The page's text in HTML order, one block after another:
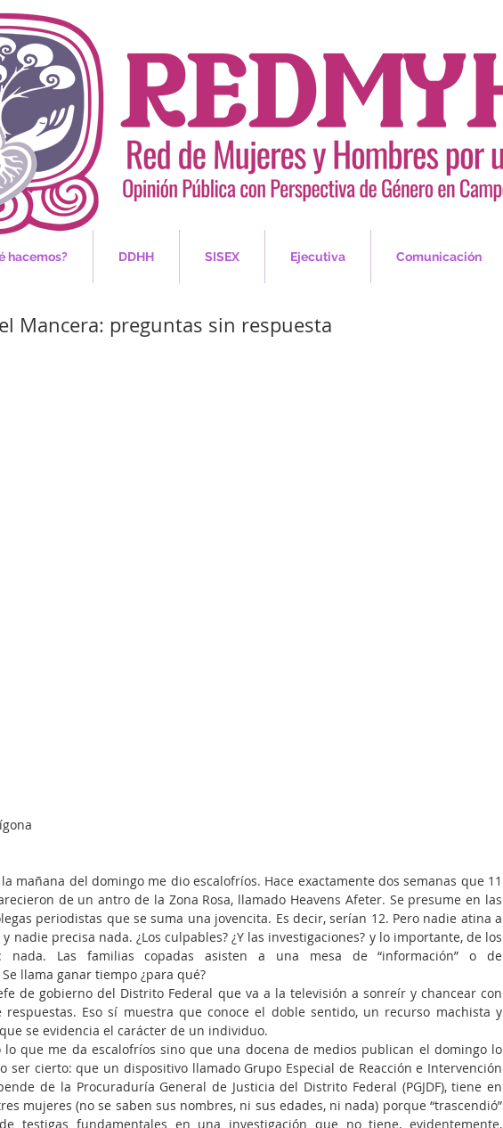
hacemos? DDHH SISEX Ejecutiva Comunicación
Mancera: preguntas sin respuesta
mañana del domingo me dio escalofríos. Hace exactamente dos semanas que 11
de un antro de la Zona Rosa, llamado Heavens Afeter. Se presume en las
periodistas que se suma una jovencita. Es decir, serían 12. Pero nadie atina a
nadie precisa nada. ¿Los culpables? ¿Y las investigaciones? y lo importante, de los
nada. Las familias copadas asisten a una mesa de “información” o de
llama ganar tiempo ¿para qué?
de gobierno del Distrito Federal que va a la televisión a sonreír y chancear con
respuestas. Eso sí muestra que conoce el doble sentido, un recurso machista y
se evidencia el carácter de un individuo.
lo que me da escalofríos sino que una docena de medios publican el domingo lo
ser cierto: que un dispositivo llamado Grupo Especial de Reacción e Intervención
de la Procuraduría General de Justicia del Distrito Federal (PGJDF), tiene en
mujeres (no se saben sus nombres, ni sus edades, ni nada) porque “trascendió”
testigas fundamentales en una investigación que no tiene, evidentemente,